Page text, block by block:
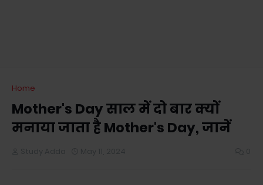
Home
Mother's Day साल में दो बार क्यों
मनाया जाता है Mother's Day, जानें